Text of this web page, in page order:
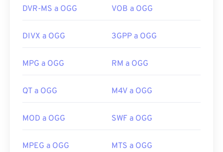
DVR-MS a OGG VOB a OGG
DIVX a OGG 3GPP a OGG
MPG a OGG RM a OGG
QT a OGG M4V a OGG
MOD a OGG SWF a OGG
MPEG a OGG MTS a OGG